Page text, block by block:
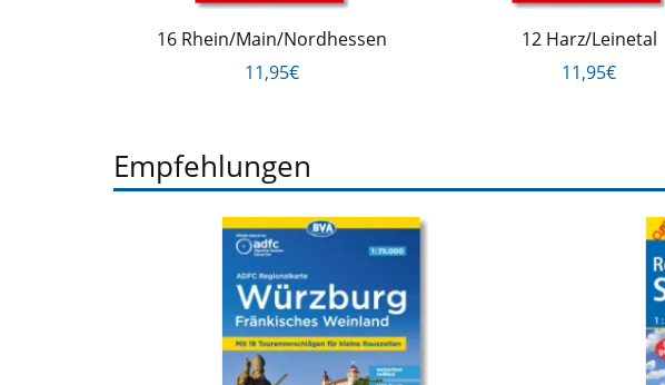
16 Rhein/Main/Nordhessen
11,95€
12 Harz/Leinetal
11,95€
Empfehlungen